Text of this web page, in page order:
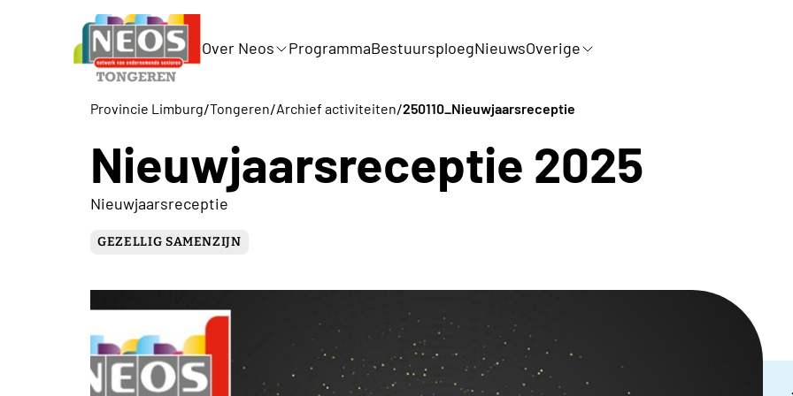
Over Neos ProgrammaBestuursploegNieuwsOverige
Provincie Limburg/Tongeren/Archief activiteiten/250110_Nieuwjaarsreceptie
Nieuwjaarsreceptie 2025
Nieuwjaarsreceptie
GEZELLIG SAMENZIJN